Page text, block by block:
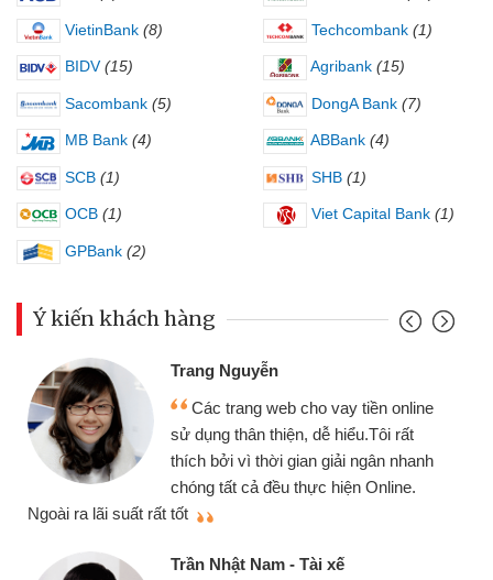
VietinBank (8) Techcombank (1)
BIDV (15) Agribank (15)
Sacombank (5) DongA Bank (7)
MB Bank (4) ABBank (4)
SCB (1) SHB (1)
OCB (1) Viet Capital Bank (1)
GPBank (2)
Ý kiến khách hàng
Đoàn Hữu Cảnh
Mình cần tiền gấp nên định cầm cố
chiếc xe wave nhưng thật may đã có
gói vay tiền bằng CMND online không
cần gặp mặt nên rất tiện lợi, sẽ giới
thiệu cho bạn bè biết
Cấn Văn Lực - Tạp hóa